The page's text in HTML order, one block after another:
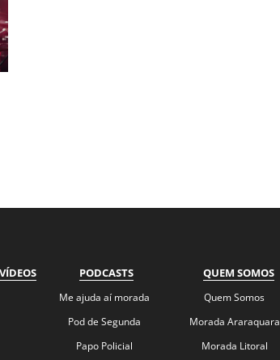
VÍDEOS PODCASTS
Me ajuda aí morada
Pod de Segunda
Papo Policial
QUEM SOMOS
Quem Somos
Morada Araraquara
Morada Litoral